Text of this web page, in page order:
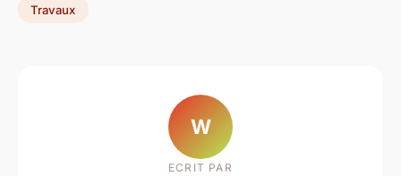
Travaux
W
ECRIT PAR